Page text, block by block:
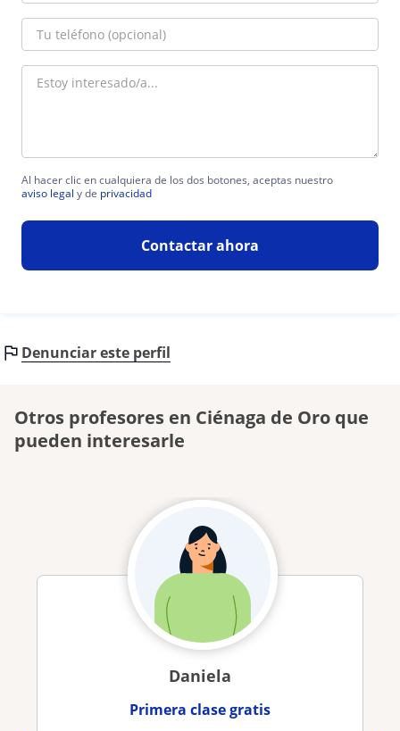
Al hacer clic en cualquiera de los dos botones, aceptas nuestro
aviso legal y de privacidad
Contactar ahora
Denunciar este perfil
Otros profesores en Ciénaga de Oro que
pueden interesarle
Daniela
Primera clase gratis